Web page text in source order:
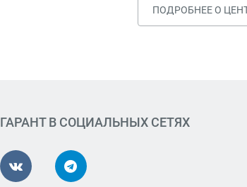
ПОДРОБНЕЕ О
ГАРАНТ В СОЦИАЛЬНЫХ СЕТЯХ